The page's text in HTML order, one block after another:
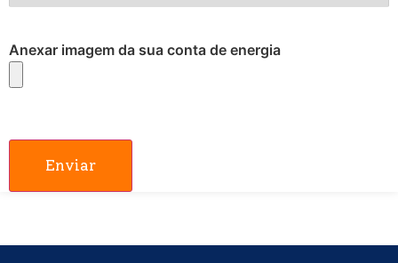
Anexar imagem da sua conta de energia
Enviar